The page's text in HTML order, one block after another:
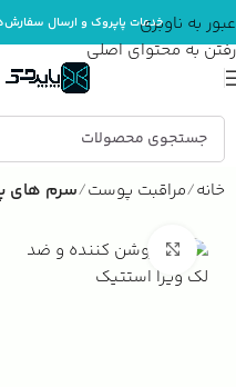
عبور به ناوبری
رفتن به محتوای اصلی
خدمات پاپروک و ارسال
خانه مراقبت پوست سرم های
بزرگنمایی تصویر